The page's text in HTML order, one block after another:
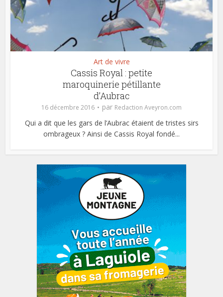
Art de vivre
Cassis Royal : petite
maroquinerie pétillante
d’Aubrac
16 décembre 2016 par Redaction Aveyron.com
Qui a dit que les gars de l’Aubrac étaient de tristes sirs
ombrageux ? Ainsi de Cassis Royal fondé...